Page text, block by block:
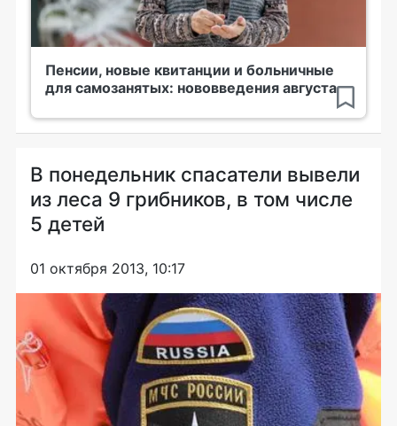
Пенсии, новые квитанции и больничные
для самозанятых: нововведения августа
В понедельник спасатели вывели
из леса 9 грибников, в том числе
5 детей
01 октября 2013, 10:17